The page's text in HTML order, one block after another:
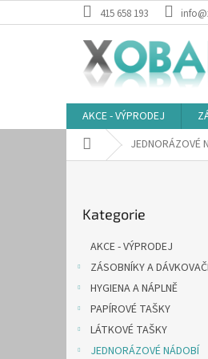
na
415 658 193
AKCE - VÝPRODEJ
Domů JEDNORÁZOVÉ
kategorie
Kategorie
AKCE - VÝPRODEJ
ZÁSOBNÍKY A
HYGIENA A NÁPLNĚ
PAPÍROVÉ TAŠKY
LÁTKOVÉ TAŠKY
JEDNORÁZOVÉ NÁDOBÍ